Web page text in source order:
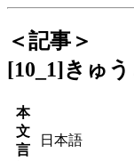
＜記事＞
[10_1]きゅ
本
文
言
日本語